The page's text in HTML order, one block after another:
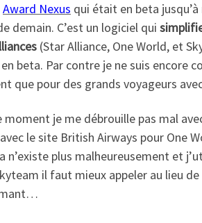
Award Nexus qui était en beta
demain. C’est un logiciel qui
(Star Alliance, One World, et
beta. Par contre je ne suis encore
que pour des grands voyageurs
moment je me débrouille pas mal
le site British Airways pour One
n’existe plus malheureusement et
il faut mieux appeler au lieu